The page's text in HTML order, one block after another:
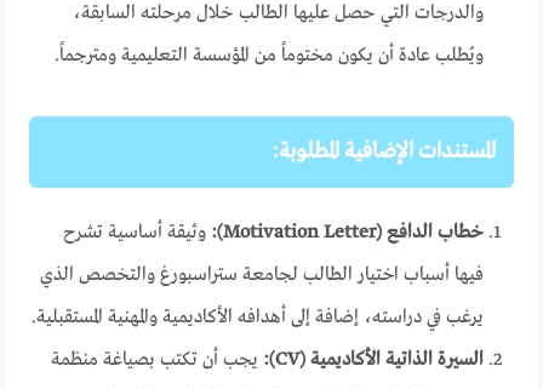
والدرجات التي حصل عليها الطالب خلال مرحلته السابقة،
ويُطلب عادة أن يكون مختوماً من المؤسسة التعليمية ومترجماً.
المستندات الإضافية المطلوبة:
خطاب الدافع (Motivation Letter):
وثيقة أساسية تشرح
فيها أسباب اختيار الطالب لجامعة ستراسبورغ والتخصص الذي
يرغب في دراسته، إضافة إلى أهدافه الأكاديمية والمهنية المستقبلية.
السيرة الذاتية الأكاديمية (CV):
يجب أن تكتب بصياغة منظمة